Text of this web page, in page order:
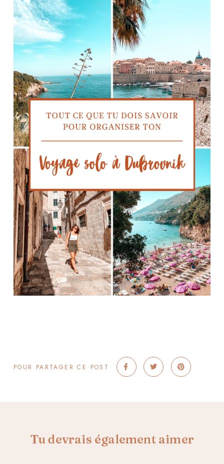
POUR PARTAGER CE POST
Tu devrais également aimer